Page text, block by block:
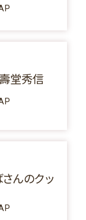
堂秀信
んのクッ